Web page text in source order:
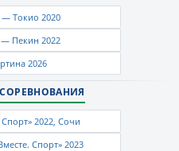
Токио 2020
Пекин 2022
2026
2022, Сочи
Спорт» 2023